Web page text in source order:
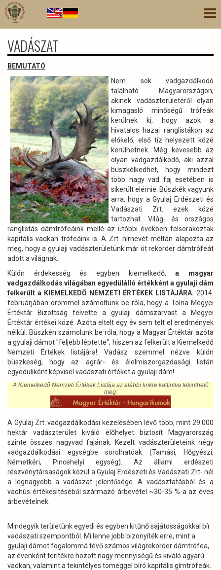
Ugrás
tartalomra
VADÁSZAT
BEMUTATÓ
Nem sok vadgazdálkodó
található Magyarországon,
akinek vadászterületéről olyan
kimagasló minőségű trófeák
kerülnek ki, hogy azok a
hivatalos hazai ranglistákon az
előkelő, első tíz helyezett közé
kerülhetnek. Még kevesebb az
olyan vadgazdálkodó, aki azzal
büszkélkedhet, hogy mindezt
több nagy vad faj esetében is
sikerült elérnie. Büszkék vagyunk
arra, hogy a Gyulaj Erdészeti és
Vadászati Zrt. ezek közé
tartozhat. Világ- és országos
ranglistás dámtrófeáink mellé az utóbbi években felsorakoztak
kapitális vadkan trófeáink is. A Zrt. hírnevét méltán alapozta az
meg, hogy a gyulaji vadászterületünk már öt rekorder dámtrófeát
adott a világnak.
Külön érdekesség és egyben kiemelkedő,a magyar
vadgazdálkodás világában egyedülálló értékként a gyulaji dám
felkerült a KIEMELKEDŐ NEMZETI ÉRTÉKEK LISTÁJÁRA. 2014.
februárjában örömmel számoltunk be róla, hogy a Tolna Megyei
Értéktár Bizottság felvette a gyulaji dámszarvast a Megyei
Értéktár értékei közé. Azóta eltelt egy év sem telt el eredmények
nélkül. Büszkén számolunk be róla, hogy a Magyar Értéktár azóta
a gyulaji dámot "feljebb léptette", hiszen az felkerült a Kiemelkedő
Nemzeti Értékek listájára! Vadász szemmel nézve külön
büszkeség, hogy az agrár- és élelmiszergazdasági listán
egyedüliként képvisel vadászati értéket a gyulaji dám!
A Kiemelkedő Nemzeti Értékek Listája az alábbi linkre kattintva tekinthető
meg:
A Gyulaj Zrt. vadgazdálkodási kezelésében lévő több, mint 29.000
hektár vadászterület kiváló élőhelyet biztosít Magyarország
szinte összes nagyvad fajának. Kezelt vadászterületeink négy
vadgazdálkodási egységbe sorolhatóak (Tamási, Hőgyészi,
Németkéri, Pincehelyi egység). Az állami erdészeti
részvénytársaságok közül a Gyulaj Erdészeti és Vadászati Zrt- nél
a legnagyobb a vadászat jelentősége. A vadásztatásból és a
vadhús értékesítéséből származó árbevétel ~30-35 %-a az éves
árbevételnek.
Mindegyik területünk egyedi és egyben kitűnő sajátosságokkal bír
vadászati szempontból. Mi lenne jobb bizonyíték erre, mint a
gyulaji dámot fogalommá tévő számos világrekorder dámtrófea,
az évenként terítékre hozott nagy mennyiségű és kiváló agyarú
vadkan, valamint a tekintélyes tömeggel bíró kapitális gímtrófeák.